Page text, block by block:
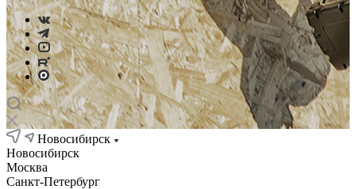
Новосибирск
Новосибирск
Москва
Санкт-Петербург